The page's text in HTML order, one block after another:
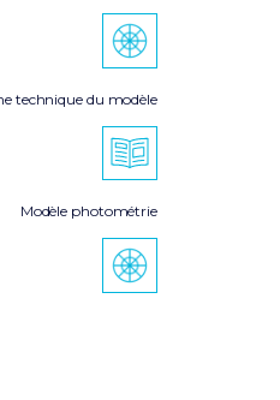
technique du modèle
Modèle photométrie